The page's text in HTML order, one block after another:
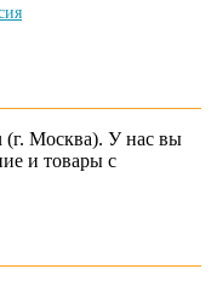
(г. Москва). У нас вы
и товары с